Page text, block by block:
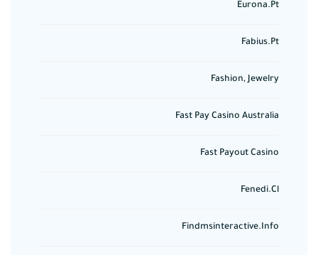
Eurona.pt
Fabius.pt
Fashion, Jewelry
Fast Pay Casino Australia
Fast Payout Casino
Fenedi.cl
Findmsinteractive.info